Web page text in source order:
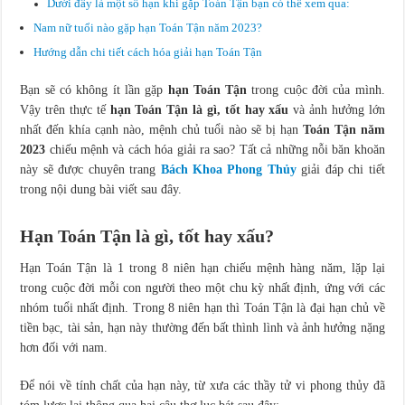
Nam nữ mạng sinh năm 1984 mệnh gì, thuộc tuổi gì?
Dưới đây là một số hạn khi gặp Toán Tận bạn có thể xem qua:
Nam nữ tuổi nào gặp hạn Toán Tận năm 2023?
Hướng dẫn chi tiết cách hóa giải hạn Toán Tận
Bạn sẽ có không ít lần gặp hạn Toán Tận trong cuộc đời của mình.
Vậy trên thực tế hạn Toán Tận là gì, tốt hay xấu và ảnh hưởng lớn
nhất đến khía cạnh nào, mệnh chủ tuổi nào sẽ bị hạn Toán Tận năm
2023 chiếu mệnh và cách hóa giải ra sao? Tất cả những nỗi băn khoăn
này sẽ được chuyên trang Bách Khoa Phong Thủygiải đáp chi tiết
trong nội dung bài viết sau đây.
Hạn Toán Tận là gì, tốt hay xấu?
Hạn Toán Tận là 1 trong 8 niên hạn chiếu mệnh hàng năm, lặp lại
trong cuộc đời mỗi con người theo một chu kỳ nhất định, ứng với các
nhóm tuổi nhất định. Trong 8 niên hạn thì Toán Tận là đại hạn chủ về
tiền bạc, tài sản, hạn này thường đến bất thình lình và ảnh hưởng nặng
hơn đối với nam.
Để nói về tính chất của hạn này, từ xưa các thầy tử vi phong thủy đã